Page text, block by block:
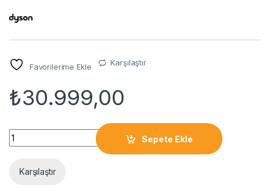
Favorilerime Ekle Karşılaştır
₺30.999,00
Dyson Purifier Hot+Cool Formaldehyde Hava Temizleme
Sepete Ekle
Karşılaştır